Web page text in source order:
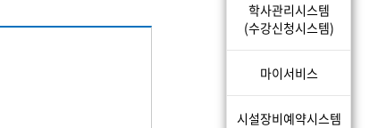
학사관리시스템
(수강신청시스템)
마이서비스
시설장비예약시스템